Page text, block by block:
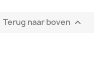
Terug naar boven 